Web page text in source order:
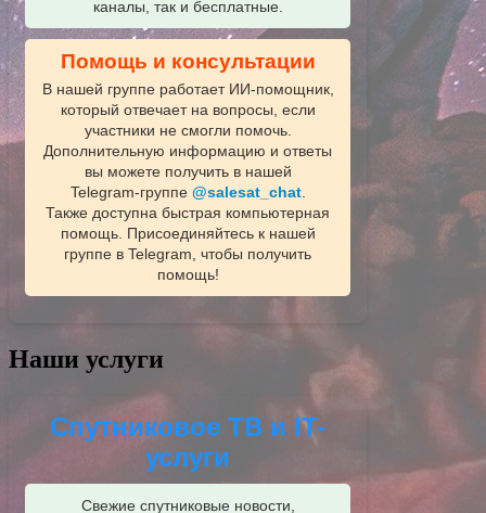
каналы, так и бесплатные.
Помощь и консультации
В нашей группе работает ИИ‑помощник,
который отвечает на вопросы, если
участники не смогли помочь.
Дополнительную информацию и ответы
вы можете получить в нашей
Telegram‑группе @salesat_chat.
Также доступна быстрая компьютерная
помощь. Присоединяйтесь к нашей
группе в Telegram, чтобы получить
помощь!
Наши услуги
Спутниковое ТВ и IT-
услуги
Свежие спутниковые новости,